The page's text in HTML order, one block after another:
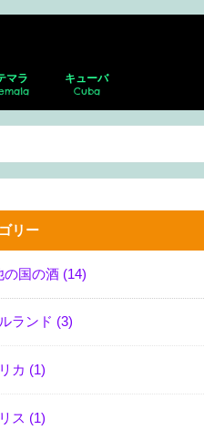
ティの博物館、美術館
サンマルコス
ダルーペ・ポサダ美術館
・ムエルト
ラ動物園
トの博物館
マラ
グア
グアにあるスペイン語学校に
火山
キューバ
Cuba
ハバナ
ピニャーレス渓谷へのツアー
リー
の国の酒 (14)
ランド (3)
カ (1)
ス (1)